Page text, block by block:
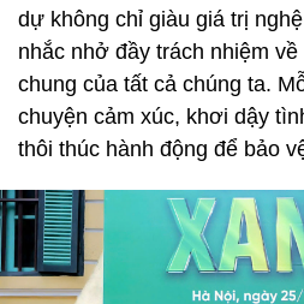
dự không chỉ giàu giá trị
nhắc nhở đầy trách nhiệm
chung của tất cả chúng ta.
chuyện cảm xúc, khơi dậy
thôi thúc hành động để bảo